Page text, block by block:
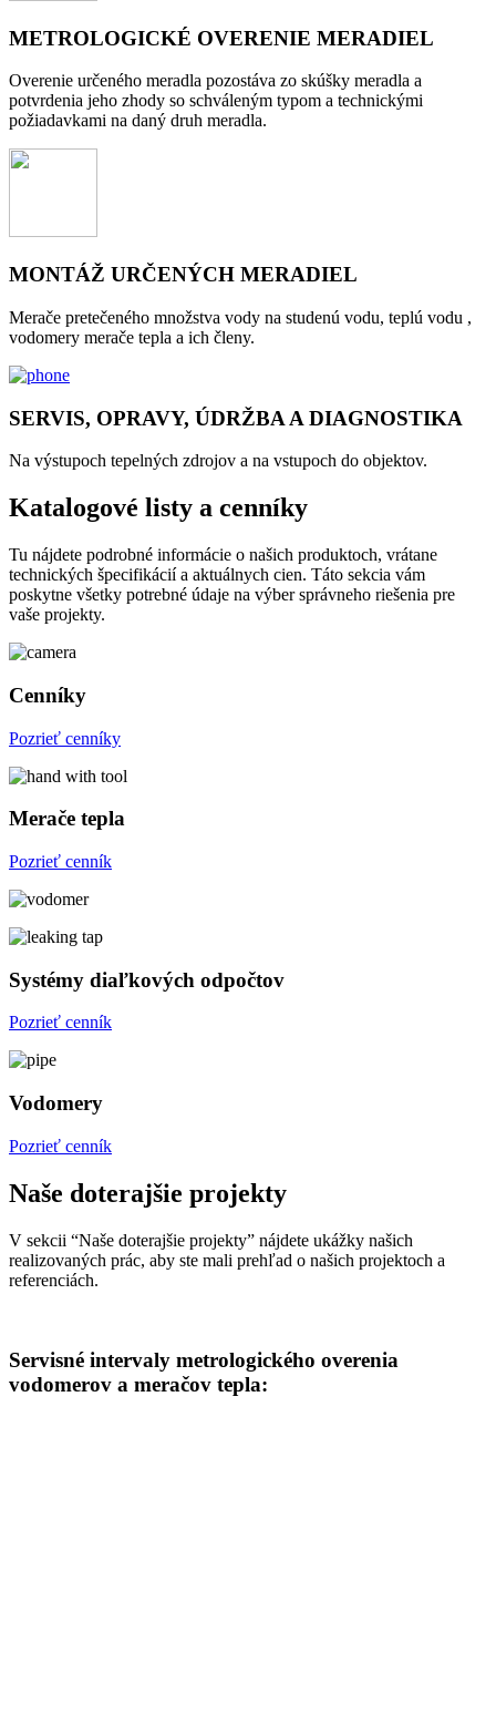
METROLOGICKÉ OVERENIE MERADIEL
Overenie určeného meradla pozostáva zo skúšky meradla a
potvrdenia jeho zhody so schváleným typom a technickými
požiadavkami na daný druh meradla.
MONTÁŽ URČENÝCH MERADIEL
Merače pretečeného množstva vody na studenú vodu, teplú vodu ,
vodomery merače tepla a ich členy.
SERVIS, OPRAVY, ÚDRŽBA A DIAGNOSTIKA
Na výstupoch tepelných zdrojov a na vstupoch do objektov.
Katalogové listy a cenníky
Tu nájdete podrobné informácie o našich produktoch, vrátane
technických špecifikácií a aktuálnych cien. Táto sekcia vám
poskytne všetky potrebné údaje na výber správneho riešenia pre
vaše projekty.
Cenníky
Pozrieť cenníky
Merače tepla
Pozrieť cenník
Systémy diaľkových odpočtov
Pozrieť cenník
Vodomery
Pozrieť cenník
Naše doterajšie projekty
V sekcii “Naše doterajšie projekty” nájdete ukážky našich
realizovaných prác, aby ste mali prehľad o našich projektoch a
referenciách.
Servisné intervaly metrologického overenia
vodomerov a meračov tepla: